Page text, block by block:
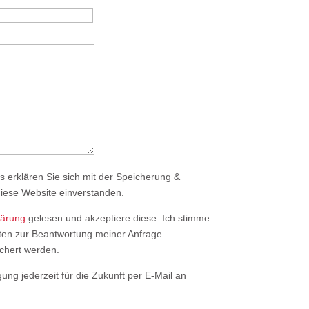
erklären Sie sich mit der Speicherung &
Website einverstanden.
gelesen und akzeptiere diese. Ich stimme
zur Beantwortung meiner Anfrage
werden.
jederzeit für die Zukunft per E-Mail an